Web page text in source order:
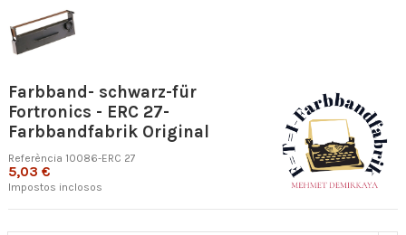
Farbband- schwarz-für
Fortronics - ERC 27-
Farbbandfabrik Original
Referència 10086-ERC 27
5,03 €
Impostos inclosos